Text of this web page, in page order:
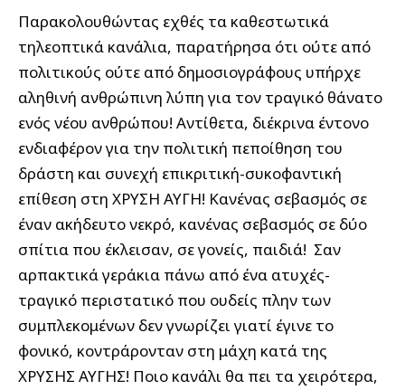
Παρακολουθώντας εχθές τα καθεστωτικά
τηλεοπτικά κανάλια, παρατήρησα ότι ούτε από
πολιτικούς ούτε από δημοσιογράφους υπήρχε
αληθινή ανθρώπινη λύπη για τον τραγικό θάνατο
ενός νέου ανθρώπου! Αντίθετα, διέκρινα έντονο
ενδιαφέρον για την πολιτική πεποίθηση του
δράστη και συνεχή επικριτική-συκοφαντική
επίθεση στη ΧΡΥΣΗ ΑΥΓΗ! Κανένας σεβασμός σε
έναν ακήδευτο νεκρό, κανένας σεβασμός σε δύο
σπίτια που έκλεισαν, σε γονείς, παιδιά! Σαν
αρπακτικά γεράκια πάνω από ένα ατυχές-
τραγικό περιστατικό που ουδείς πλην των
συμπλεκομένων δεν γνωρίζει γιατί έγινε το
φονικό, κοντράρονταν στη μάχη κατά της
ΧΡΥΣΗΣ ΑΥΓΗΣ! Ποιο κανάλι θα πει τα χειρότερα,